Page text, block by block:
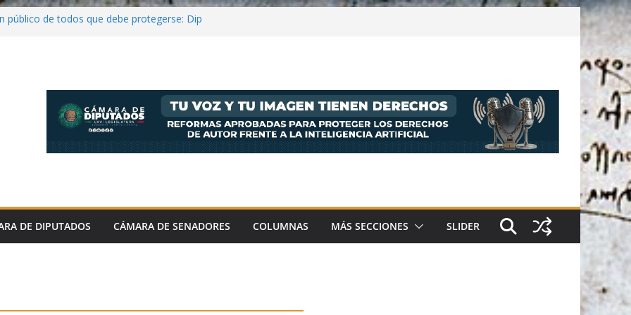
público de todos que debe protegerse: Dip
y riesgoso ante retos científicos
Jornada Nacional de Reforestación 2026;
de árboles y plantas
DE DIPUTADOS CÁMARA DE SENADORES COLUMNAS MÁS SECCIONES SLIDER